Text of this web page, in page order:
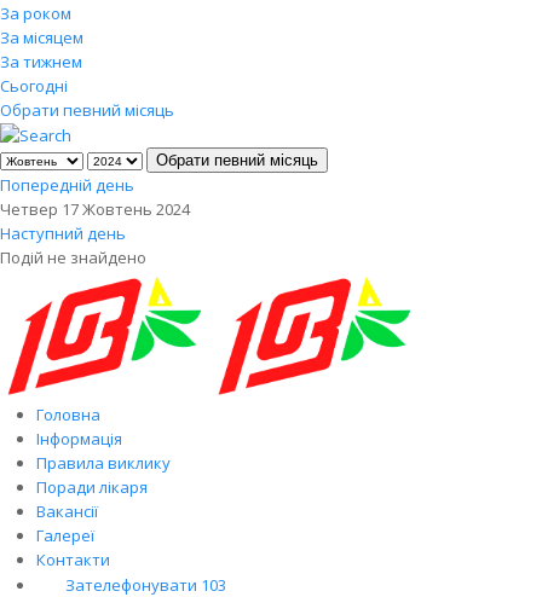
За роком
За місяцем
За тижнем
Сьогодні
Обрати певний місяць
Обрати певний місяць
Попередній день
Четвер 17 Жовтень 2024
Наступний день
Подій не знайдено
Головна
Інформація
Правила виклику
Поради лікаря
Вакансії
Галереї
Контакти
Зателефонувати 103